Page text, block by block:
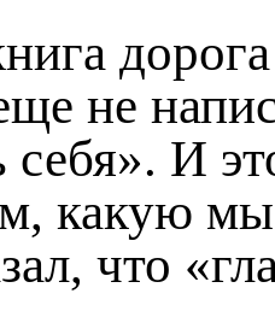
не
себя». И
какую
что